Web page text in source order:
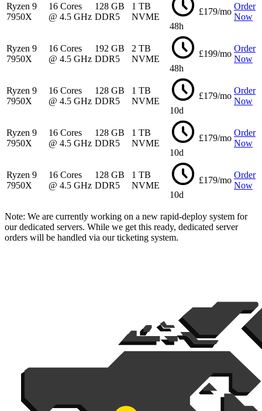
Ryzen 9
7950X
16 Cores
@ 4.5 GHz
128 GB
DDR5
1 TB
NVME
48h
£179/mo
Order
Now
Ryzen 9
7950X
16 Cores
@ 4.5 GHz
192 GB
DDR5
2 TB
NVME
48h
£199/mo
Order
Now
Ryzen 9
7950X
16 Cores
@ 4.5 GHz
128 GB
DDR5
1 TB
NVME
10d
£179/mo
Order
Now
Ryzen 9
7950X
16 Cores
@ 4.5 GHz
128 GB
DDR5
1 TB
NVME
10d
£179/mo
Order
Now
Ryzen 9
7950X
16 Cores
@ 4.5 GHz
128 GB
DDR5
1 TB
NVME
10d
£179/mo
Order
Now
Note: We are currently working on a new rapid-deploy system for
our dedicated servers. While we get this ready, dedicated server
orders will be handled via our ticketing system.